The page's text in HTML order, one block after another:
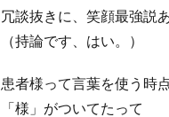
冗談抜きに、笑顔最強説
（持論です、はい。）
患者様って言葉を使う時
「様」がついてたって